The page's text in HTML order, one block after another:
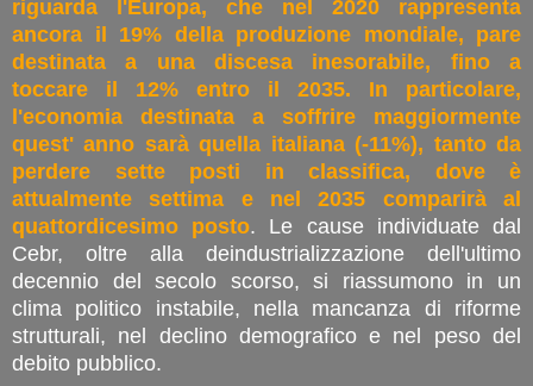
riguarda l'Europa, che nel 2020 rappresenta
ancora il 19% della produzione mondiale, pare
destinata a una discesa inesorabile, fino a
toccare il 12% entro il 2035. In particolare,
l'economia destinata a soffrire maggiormente
quest' anno sarà quella italiana (-11%), tanto da
perdere sette posti in classifica, dove è
attualmente settima e nel 2035 comparirà al
quattordicesimo posto. Le cause individuate dal
Cebr, oltre alla deindustrializzazione dell'ultimo
decennio del secolo scorso, si riassumono in un
clima politico instabile, nella mancanza di riforme
strutturali, nel declino demografico e nel peso del
debito pubblico.